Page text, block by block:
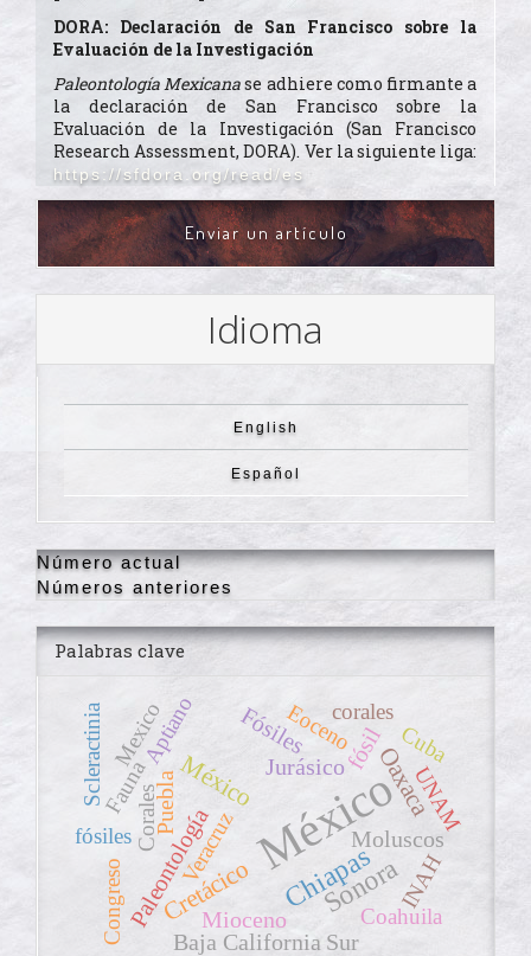
DORA: Declaración de San Francisco sobre la
Evaluación de la Investigación
Paleontología Mexicanase adhiere como firmante a
la declaración de San Francisco sobre la
Evaluación de la Investigación (San Francisco
Research Assessment, DORA). Ver la siguiente liga:
https://sfdora.org/read/es
ENVIAR
UN
ARTÍCULO
Enviar un artículo
Idioma
English
Español
Número actual
Números anteriores
Palabras clave
México
Sonora
Chiapas
Cretácico
Oaxaca
México
Mioceno
Paleontología
Puebla
Baja California Sur
Jurásico
Moluscos
Fósiles fósil
Corales
fósiles
Fauna
Eoceno
Scleractinia
Coahuila
UNAM
Aptiano
Veracruz
Congreso
corales
INAH
Mexico Cuba